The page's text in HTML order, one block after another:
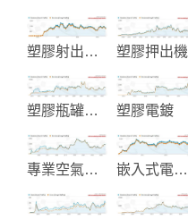
塑膠射出模具及產品 塑膠押出機
塑膠瓶罐射出成型製造 塑膠電鍍
專業空氣泵浦 嵌入式電腦和工業電腦